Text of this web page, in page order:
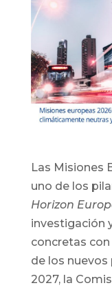
Las Misiones
uno de los
Horizon
investigación
concretas
de los
2027, la